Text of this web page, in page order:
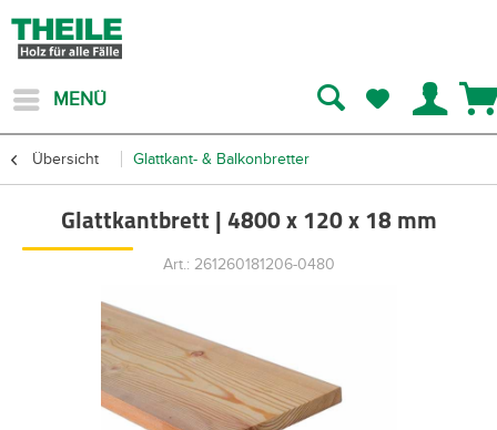
MENÜ
Übersicht Glattkant- & Balkonbretter
Glattkantbrett | 4800 x 120 x 18 mm
Art.: 261260181206-0480